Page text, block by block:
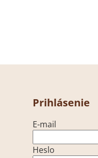
Prihlásenie
E-mail
Heslo